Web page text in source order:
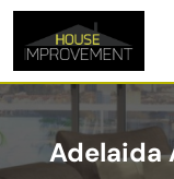
Adelaida